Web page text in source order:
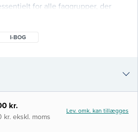
for alle faggrupper, der
inden for fysioterapi, idræt,
I-BOG
kr.
kr. ekskl. moms
Lev. omk. kan tillægges